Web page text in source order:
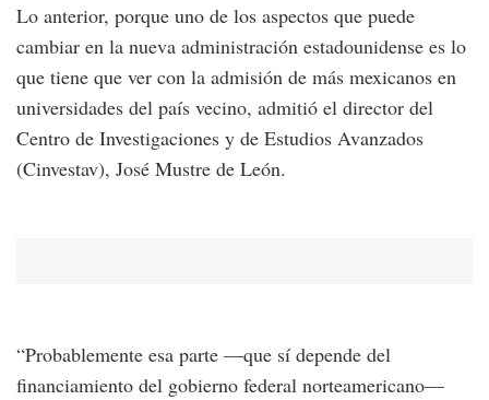
Lo anterior, porque uno de los aspectos que puede
cambiar en la nueva administración estadounidense es lo
que tiene que ver con la admisión de más mexicanos en
universidades del país vecino, admitió el director del
Centro de Investigaciones y de Estudios Avanzados
(Cinvestav), José Mustre de León.
“Probablemente esa parte —que sí depende del
financiamiento del gobierno federal norteamericano—